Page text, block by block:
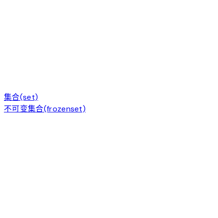
集合(set)
不可变集合(frozenset)